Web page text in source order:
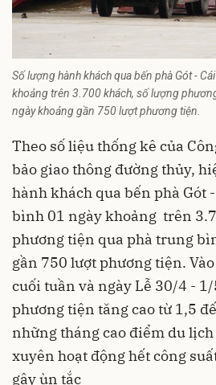
Số lượng hành khách qua bến phà Gót -
khoảng trên 3.700 khách, số lượng
ngày khoảng gần 750 lượt phương tiện.
Theo số liệu thống kê của
bảo giao thông đường thủy,
hành khách qua bến phà Gót
bình 01 ngày khoảng trên
phương tiện qua phà trung
gần 750 lượt phương tiện.
cuối tuần và ngày Lễ 30/4 -
phương tiện tăng cao từ 1,5
những tháng cao điểm du
xuyên hoạt động hết công
gây ùn tắc